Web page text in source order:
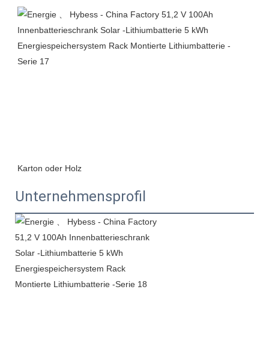
Unternehmensprofil